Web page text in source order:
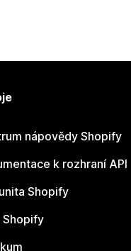
nápovědy Shopify
k rozhraní API
Shopify
Shopify